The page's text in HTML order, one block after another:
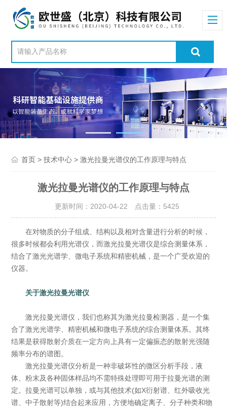
首页 >技术中心 > 激光拉曼光谱仪的工作原理与特点
激光拉曼光谱仪的工作原理与特点
更新时间：2020-04-22 点击量： 5425
在对物质的分子组成、结构以及相对含量进行分析的时候，
很多时候都会利用光谱仪，而激光拉曼光谱仪是综合测量体系，
结合了激光光谱学、微电子系统和精密机械，是一个广受欢迎的
仪器。
关于激光拉曼光谱仪
激光拉曼光谱仪，我们也称其为激光拉曼检测器，是一个集
合了激光光谱学、精密机械和微电子系统的综合测量体系。其终
结果是获得散射介质在一定方向上具有一定偏振态的散射光强随
频率分布的谱图。
激光拉曼光谱仪分析是一种非破坏性的微区分析手段，液
体、粉末及各种固体样品均不需特殊处理即可用于拉曼光谱的测
定。拉曼光谱可以单独，或与其他技术(如X衍射谱、红外吸收光
谱、中子散射等)结合起来应用，方便地确定离子、分子种类和物